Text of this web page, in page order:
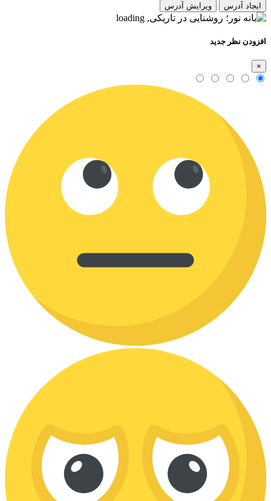
ایجاد آدرس ویرایش آدرس
افزودن نظر جدید
×